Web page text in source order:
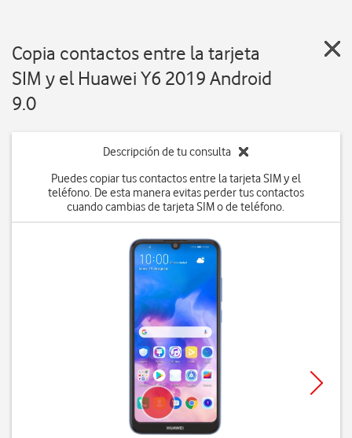
Copia contactos entre la tarjeta
SIM y el Huawei Y6 2019 Android
9.0
Descripción de tu consulta
Puedes copiar tus contactos entre la tarjeta SIM y el
teléfono. De esta manera evitas perder tus contactos
cuando cambias de tarjeta SIM o de teléfono.